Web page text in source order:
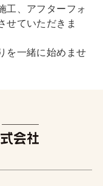
工、アフターフォ
せていただきま
を一緒に始めませ